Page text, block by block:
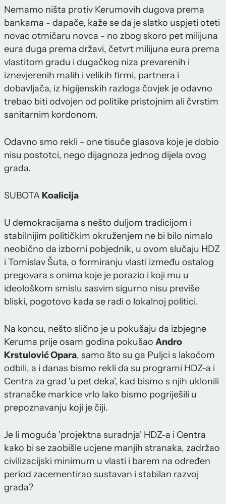
Nemamo ništa protiv Kerumovih dugova prema
bankama - dapače, kaže se da je slatko uspjeti oteti
novac otmičaru novca - no zbog skoro pet milijuna
eura duga prema državi, četvrt milijuna eura prema
vlastitom gradu i dugačkog niza prevarenih i
iznevjerenih malih i velikih firmi, partnera i
dobavljača, iz higijenskih razloga čovjek je odavno
trebao biti odvojen od politike pristojnim ali čvrstim
sanitarnim kordonom.
Odavno smo rekli - one tisuće glasova koje je dobio
nisu postotci, nego dijagnoza jednog dijela ovog
grada.
SUBOTA Koalicija
U demokracijama s nešto duljom tradicijom i
stabilnijim političkim okruženjem ne bi bilo nimalo
neobično da izborni pobjednik, u ovom slučaju HDZ
i Tomislav Šuta, o formiranju vlasti između ostalog
pregovara s onima koje je porazio i koji mu u
ideološkom smislu sasvim sigurno nisu previše
bliski, pogotovo kada se radi o lokalnoj politici.
Na koncu, nešto slično je u pokušaju da izbjegne
Keruma prije osam godina pokušao Andro
Krstulović Opara, samo što su ga Puljci s lakoćom
odbili, a i danas bismo rekli da su programi HDZ-a i
Centra za grad 'u pet deka', kad bismo s njih uklonili
stranačke markice vrlo lako bismo pogriješili u
prepoznavanju koji je čiji.
Je li moguća 'projektna suradnja' HDZ-a i Centra
kako bi se zaobišle ucjene manjih stranaka, zadržao
civilizacijski minimum u vlasti i barem na određen
period zacementirao sustavan i stabilan razvoj
grada?